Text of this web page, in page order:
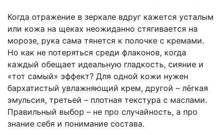
Когда отражение в зеркале вдруг кажется усталым
или кожа на щеках неожиданно стягивается на
морозе, рука сама тянется к полочке с кремами.
Но как не потеряться среди флаконов, когда
каждый обещает идеальную гладкость, сияние и
«тот самый» эффект? Для одной кожи нужен
бархатистый увлажняющий крем, другой – лёгкая
эмульсия, третьей – плотная текстура с маслами.
Правильный выбор – не про случайность, а про
знание себя и понимание состава.